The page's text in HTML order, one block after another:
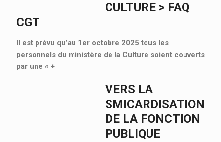
CULTURE > FAQ
CGT
Il est prévu qu’au 1er octobre 2025 tous les
personnels du ministère de la Culture soient couverts
par une « +
VERS LA
SMICARDISATION
DE LA FONCTION
PUBLIQUE